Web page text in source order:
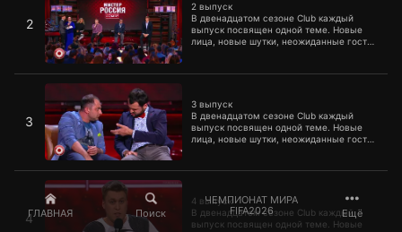
ГЛАВНАЯ Поиск
ЧЕМПИОНАТ МИРА
FIFA2026
Ещё
2
2 выпуск
В двенадцатом сезоне Club каждый
выпуск посвящен одной теме. Новые
лица, новые шутки, неожиданные гости
3
3 выпуск
В двенадцатом сезоне Club каждый
выпуск посвящен одной теме. Новые
лица, новые шутки, неожиданные гости
3 выпуск
4
4 выпуск
В двенадцатом сезоне Club каждый
выпуск посвящен одной теме. Новые
4 выпуск